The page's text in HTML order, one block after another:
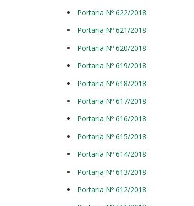
Portaria Nº 622/2018
Portaria Nº 621/2018
Portaria Nº 620/2018
Portaria Nº 619/2018
Portaria Nº 618/2018
Portaria Nº 617/2018
Portaria Nº 616/2018
Portaria Nº 615/2018
Portaria Nº 614/2018
Portaria Nº 613/2018
Portaria Nº 612/2018